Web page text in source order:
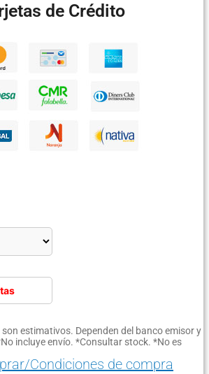
de Crédito
estimativos. Dependen del banco emisor y
incluye envío. *Consultar stock. *No es
Condiciones de compra